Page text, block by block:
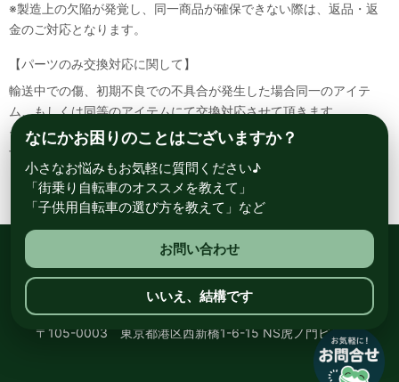
※製造上の欠陥が発覚し、同一商品が確保できない際は、返品・返
金のご対応となります。
【パーツのみ交換対応に関して】
輸送中での傷、初期不良での不具合が発生した場合同一のアイテ
ム、もしくは同等のアイテムにて交換対応させて頂きます。
その場合該当部品を着払いにて返送して頂く必要が御座いますので
予めご了承ください。
総合自転車専門店 サイクルスポット ル・サイク
〒105-0003 東京都港区西新橋1-6-15 NS虎ノ門ビル8階
なにかお困りのことはございますか？
小さなお悩みもお気軽に質問ください♪
「街乗り自転車のオススメを教えて」
「子供用自転車の選び方を教えて」など
お問い合わせ
いいえ、結構です